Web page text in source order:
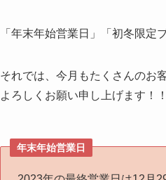
「年末年始営業日」「初冬限定
それでは、今月もたくさんのお
よろしくお願い申し上げます！！
年末年始営業日